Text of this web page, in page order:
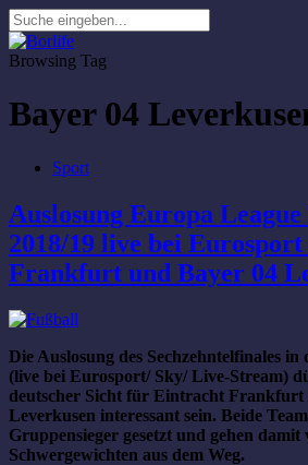
Browsing Tag
Bayer 04
Sport
Auslosung Europa League
2018/19 live bei
Frankfurt und Bayer 04
Die Auslosung des Sechzehntelfinales
(live bei Eurosport/ Sky/ Live-Stream)
deutscher Sicht für Eintracht Frankfurt
Leverkusen interessant sein. Beide
Gruppensieger gesetzt und gehen damit
Schwergewichten aus dem Weg.